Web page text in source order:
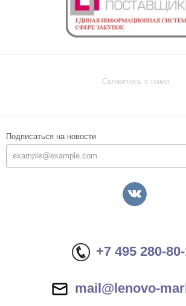
Свяжитесь с нами
Подписаться на новости
+7 495 280-
mail@lenovo-